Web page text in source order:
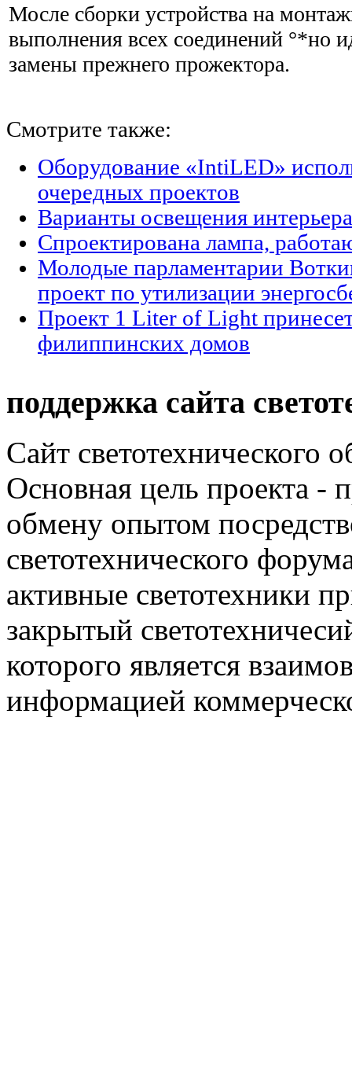
Мосле сборки устройства на
выполнения всех соединений °*но
замены прежнего прожектора.
Смотрите также:
Оборудование «IntiLED»
очередных проектов
Варианты освещения интерьера
Спроектирована лампа,
Молодые парламентарии
проект по утилизации
Проект 1 Liter of Light
филиппинских домов
поддержка сайта
Сайт светотехнического
Основная цель проекта -
обмену опытом
светотехнического
активные светотехники
закрытый
которого является
информацией